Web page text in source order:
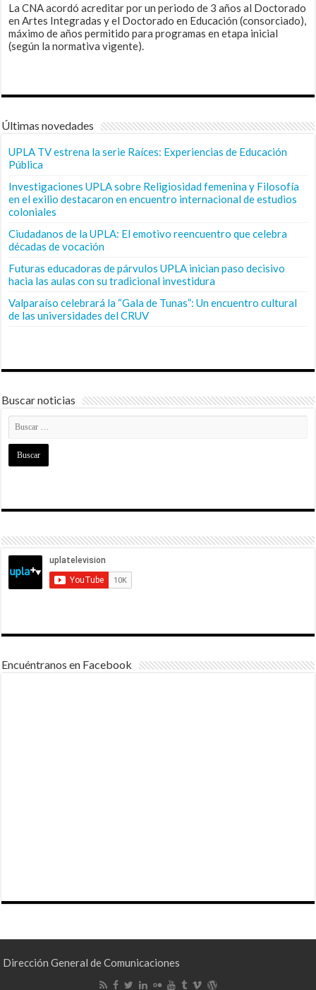
La CNA acordó acreditar por un periodo de 3 años al Doctorado
en Artes Integradas y el Doctorado en Educación (consorciado),
máximo de años permitido para programas en etapa inicial
(según la normativa vigente).
Últimas novedades
UPLA TV estrena la serie Raíces: Experiencias de Educación
Pública
Investigaciones UPLA sobre Religiosidad femenina y Filosofía
en el exilio destacaron en encuentro internacional de estudios
coloniales
Ciudadanos de la UPLA: El emotivo reencuentro que celebra
décadas de vocación
Futuras educadoras de párvulos UPLA inician paso decisivo
hacia las aulas con su tradicional investidura
Valparaíso celebrará la “Gala de Tunas”: Un encuentro cultural
de las universidades del CRUV
Buscar noticias
Encuéntranos en Facebook
Dirección General de Comunicaciones